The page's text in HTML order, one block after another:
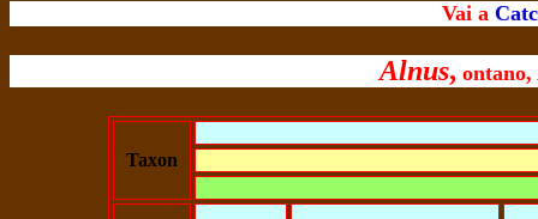
Vai a
Alnus, ontano,
Taxon